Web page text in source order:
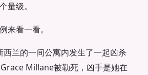
量级。
来看一看。
西兰的一间公寓内发生了一起凶杀
Millane被勒死，凶手是她在